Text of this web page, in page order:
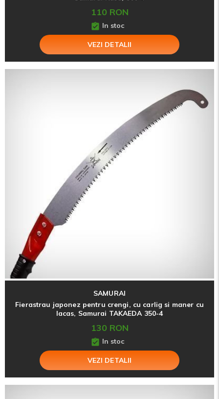
110 RON
In stoc
VEZI DETALII
SAMURAI
Fierastrau japonez pentru crengi, cu carlig si maner cu
lacas, Samurai TAKAEDA 350-4
130 RON
In stoc
VEZI DETALII